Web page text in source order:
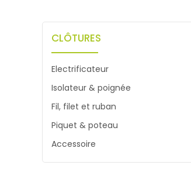
CLÔTURES
Electrificateur
Isolateur & poignée
Fil, filet et ruban
Piquet & poteau
Accessoire